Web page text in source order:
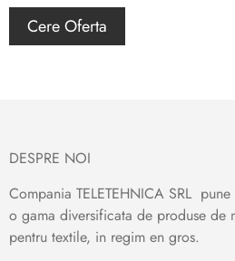
Cere Oferta
DESPRE NOI
Compania TELETEHNICA SRL
o gama diversificata de produse de
pentru textile, in regim en gros.